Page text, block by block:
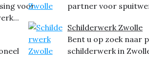
voor
partner voor
Schilderwerk Zwolle
Bent u op zoek naar
schilderwerk in